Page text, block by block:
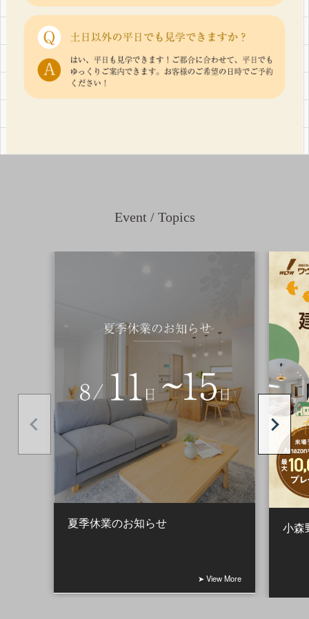
Event / Topics
夏季休業のお知らせ
➤ View More
小森